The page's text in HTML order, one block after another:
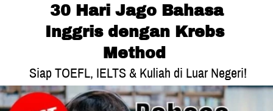
Inggris dengan Krebs
Method